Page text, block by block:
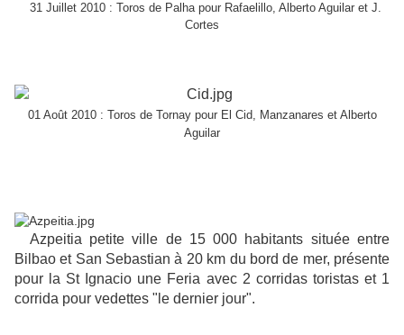
31 Juillet 2010 : Toros de Palha pour Rafaelillo, Alberto Aguilar et J.
Cortes
01 Août 2010 : Toros de Tornay pour El Cid, Manzanares et Alberto
Aguilar
Azpeitia petite ville de 15 000 habitants située entre
Bilbao et San Sebastian à 20 km du bord de mer, présente
pour la St Ignacio une Feria avec 2 corridas toristas et 1
corrida pour vedettes "le dernier jour".